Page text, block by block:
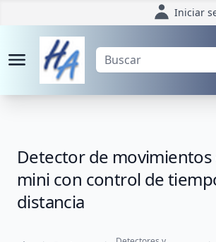
Iniciar
Detector de
mini con control de
distancia